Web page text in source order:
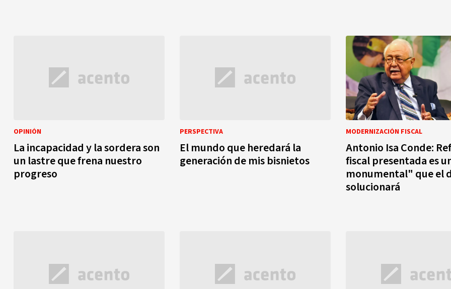
OPINIÓN
La incapacidad y la sordera son
un lastre que frena nuestro
progreso
PERSPECTIVA
El mundo que heredará la
generación de mis bisnietos
MODERNIZACIÓN FISCAL
Antonio Isa Conde:
fiscal presentada es
monumental" que el
solucionará